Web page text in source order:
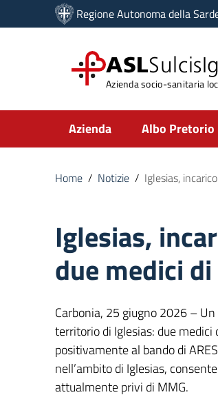
Vai ai contenuti
Vai al menu di navigazione
Regione Autonoma della
ASL
Azienda socio-sanitaria
Submenu
Azienda Albo Pretorio
Home / Notizie / Iglesias,
Iglesias,
due medici
Carbonia, 25 giugno 2026 –
territorio di Iglesias: due
positivamente al bando di
nell’ambito di Iglesias,
attualmente privi di MMG.